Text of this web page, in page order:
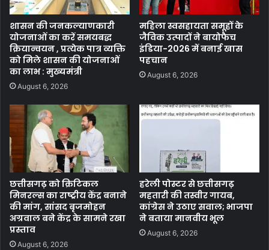
शासन की जनकल्याणकारी
योजनाओं का करें समयबद्ध
क्रियान्वयन , प्रत्येक पात्र व्यक्ति
को मिले शासन की योजनाओं
का लाभ : मुख्यमंत्री
August 6, 2026
महिला स्वसहायता समूहों के
जैविक उत्पादों ने बायोफैच
इंडिया-2026 में बनाई खास
पहचान
August 6, 2026
छत्तीसगढ़ को क्रिटिकल
मिनरल्स का राष्ट्रीय केंद्र बनाने
की मांग, सांसद बृजमोहन
अग्रवाल बने केंद्र के सामने रखा
प्रस्ताव
August 6, 2026
हरेली पोस्टर से छत्तीसगढ़
महतारी की तस्वीर गायब,
कांग्रेस ने उठाए सवाल; भाजपा
ने बताया मानवीय भूल
August 6, 2026